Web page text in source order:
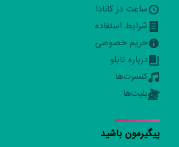
ساعت در کانادا
شرایط استفاده
حریم خصوصی
درباره تابلو
کنسرت‌ها
بلیت‌ها
پیگیرمون باشید